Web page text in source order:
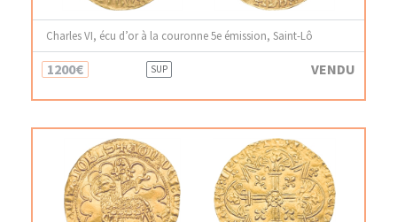
Charles VI, écu d’or à la couronne 5e émission, Saint-Lô
1200€ SUP VENDU